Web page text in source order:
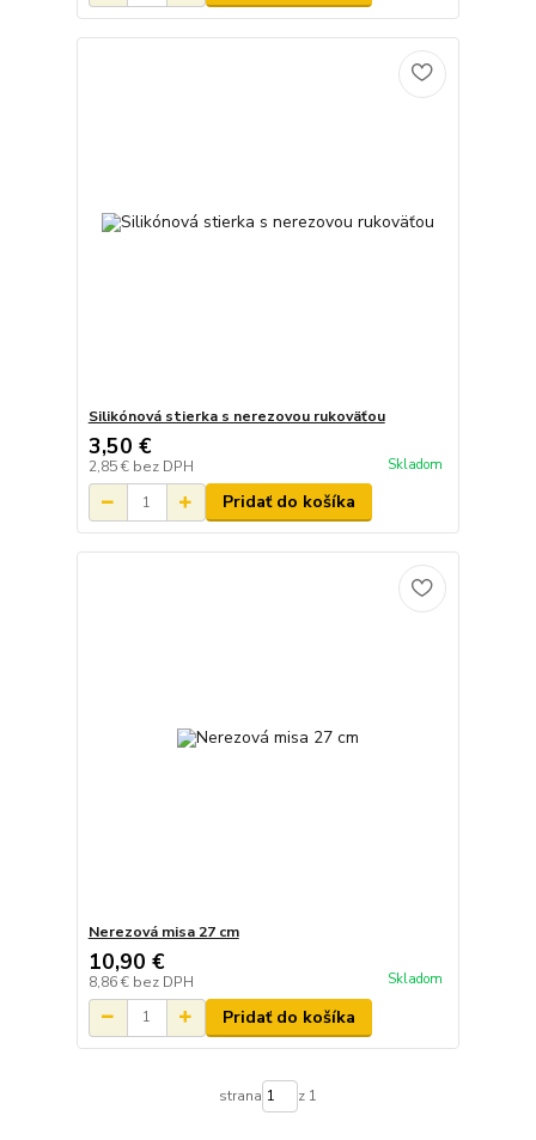
Silikónová stierka s nerezovou rukoväťou
3,50 €
2,85 € bez DPH Skladom
Pridať do košíka
Nerezová misa 27 cm
10,90 €
8,86 € bez DPH Skladom
Pridať do košíka
strana z 1